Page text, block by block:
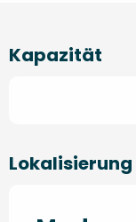
Kapazität
Lokalisierung